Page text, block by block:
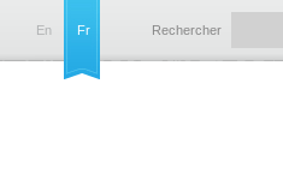
En Fr Rechercher